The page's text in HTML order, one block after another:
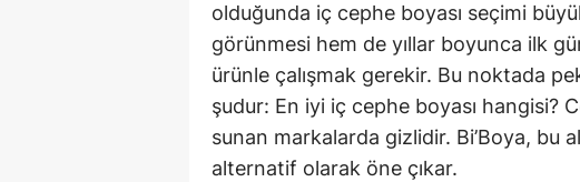
olduğunda iç cephe boyası seçimi
görünmesi hem de yıllar boyunca ilk
ürünle çalışmak gerekir. Bu noktada
şudur: En iyi iç cephe boyası hangisi?
sunan markalarda gizlidir. Bi’Boya, bu
alternatif olarak öne çıkar.